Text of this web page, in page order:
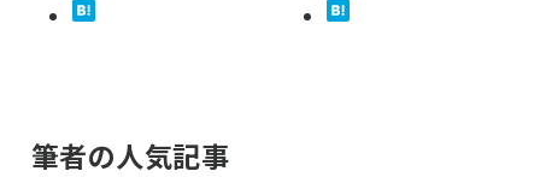
筆者の人気記事